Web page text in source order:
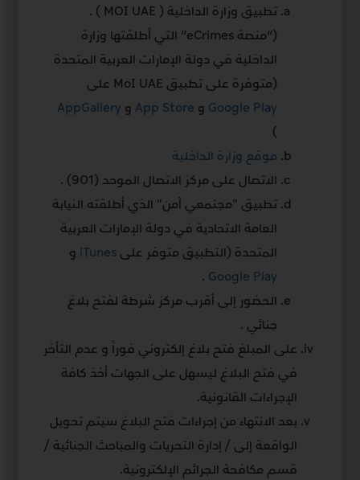
تطبيق وزارة الداخلية ( MOI UAE ) .
(“منصة eCrimes” التي أطلقتها وزارة
الداخلية في دولة الإمارات العربية المتحدة
(متوفرة على تطبيق MoI UAE على
Google Playو App Store و AppGallery
موقع وزارة الداخلية
الاتصال على مركز الاتصال الموحد (901) .
تطبيق "مجتمعي آمن" الذي أطلقته النيابة
العامة الاتحادية في دولة الإمارات العربية
المتحدة (التطبيق متوفر علىiTunesو
Google Play
.
الحضور إلى أقرب مركز شرطة لفتح بلاغ
جنائي .
على المبلغ فتح بلاغ إلكتروني فوراً و عدم التأخر
في فتح البلاغ ليسهل على الجهات أخذ كافة
الإجراءات القانونية.
بعد الانتهاء من إجراءات فتح البلاغ سيتم تحويل
الواقعة إلى / إدارة التحريات والمباحث الجنائية /
قسم مكافحة الجرائم الإلكترونية.